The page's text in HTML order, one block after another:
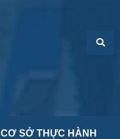
CƠ SỞ THỰC HÀNH